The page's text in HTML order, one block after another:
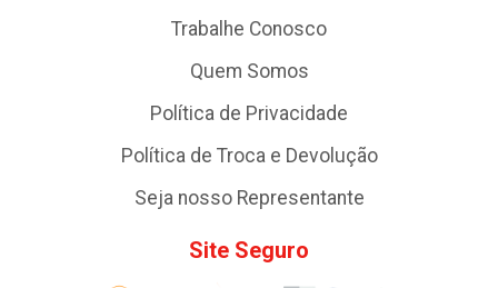
Trabalhe Conosco
Quem Somos
Política de Privacidade
Política de Troca e Devolução
Seja nosso Representante
Site Seguro